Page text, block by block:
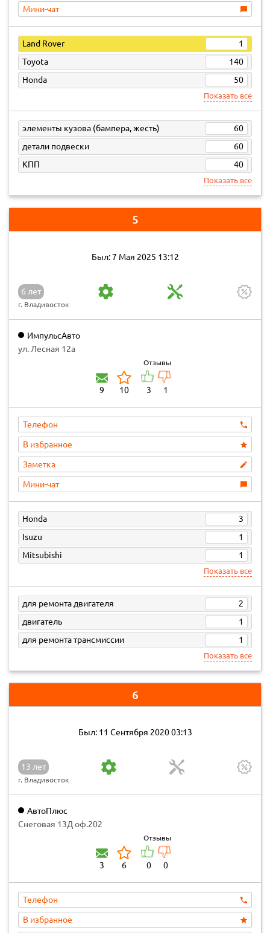
Мини-чат
Land Rover
1
Toyota
140
Honda
50
Показать все
элементы кузова (бампера, жесть)
60
детали подвески
60
КПП
40
Показать все
5
Был: 7 Мая 2025 13:12
6 лет
г. Владивосток
ИмпульсАвто
ул. Лесная 12а
9 10
Отзывы
3 1
Телефон
В избранное
Заметка
Мини-чат
Honda
3
Isuzu
1
Mitsubishi
1
Показать все
для ремонта двигателя
2
двигатель
1
для ремонта трансмиссии
1
Показать все
6
Был: 11 Сентября 2020 03:13
13 лет
г. Владивосток
АвтоПлюс
Снеговая 13Д оф.202
3 6
Отзывы
0 0
Телефон
В избранное